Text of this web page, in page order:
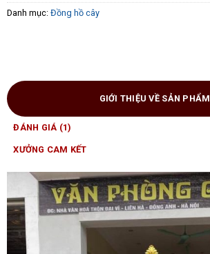
Danh mục: Đồng hồ cây
GIỚI THIỆU VỀ SẢN PHẨM
ĐÁNH GIÁ (1)
XƯỞNG CAM KẾT